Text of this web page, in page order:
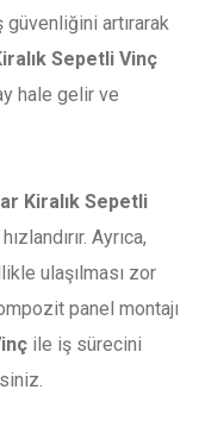
artırarak
Sepetli Vinç
hale gelir ve
Kiralık Sepetli
Ayrıca,
ulaşılması zor
panel montajı
ile iş sürecini